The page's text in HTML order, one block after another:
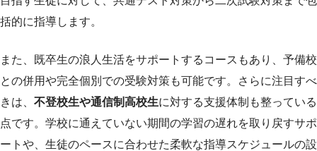
括的に指導します。
また、既卒生の浪人生活をサポートするコースもあり、予備校
との併用や完全個別での受験対策も可能です。さらに注目すべ
きは、 不登校生や通信制高校生に対する支援体制も整っている
点です。学校に通えていない期間の学習の遅れを取り戻すサポ
ートや、生徒のペースに合わせた柔軟な指導スケジュールの設